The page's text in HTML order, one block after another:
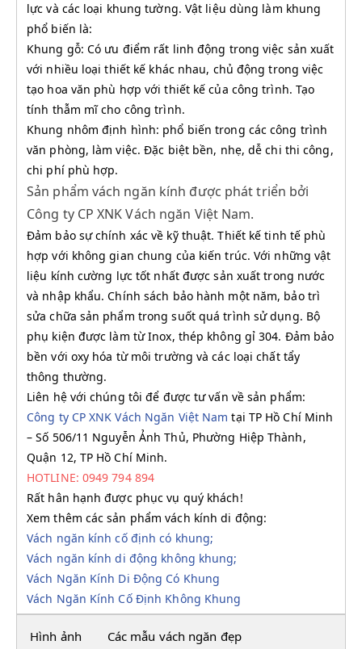
lực và các loại khung tường. Vật liệu dùng làm khung
phổ biến là:
Khung gỗ: Có ưu điểm rất linh động trong việc sản xuất
với nhiều loại thiết kế khác nhau, chủ động trong việc
tạo hoa văn phù hợp với thiết kế của công trình. Tạo
tính thẫm mĩ cho công trình.
Khung nhôm định hình: phổ biến trong các công trình
văn phòng, làm việc. Đặc biệt bền, nhẹ, dễ chi thi công,
chi phí phù hợp.
Sản phẩm vách ngăn kính được phát triển bởi
Công ty CP XNK Vách ngăn Việt Nam.
Đảm bảo sự chính xác về kỹ thuật. Thiết kế tinh tế phù
hợp với không gian chung của kiến trúc. Với những vật
liệu kính cường lực tốt nhất được sản xuất trong nước
và nhập khẩu. Chính sách bảo hành một năm, bảo trì
sửa chữa sản phẩm trong suốt quá trình sử dụng. Bộ
phụ kiện được làm từ Inox, thép không gỉ 304. Đảm bảo
bền với oxy hóa từ môi trường và các loại chất tẩy
thông thường.
Liên hệ với chúng tôi để được tư vấn về sản phẩm:
Công ty CP XNK Vách Ngăn Việt Nam tại TP Hồ Chí Minh
– Số 506/11 Nguyễn Ảnh Thủ, Phường Hiệp Thành,
Quận 12, TP Hồ Chí Minh.
HOTLINE: 0949 794 894
Rất hân hạnh được phục vụ quý khách!
Xem thêm các sản phẩm vách kính di động:
Vách ngăn kính cố định có khung;
Vách ngăn kính di động không khung;
Vách Ngăn Kính Di Động Có Khung
Vách Ngăn Kính Cố Định Không Khung
Hình ảnh Các mẫu vách ngăn đẹp